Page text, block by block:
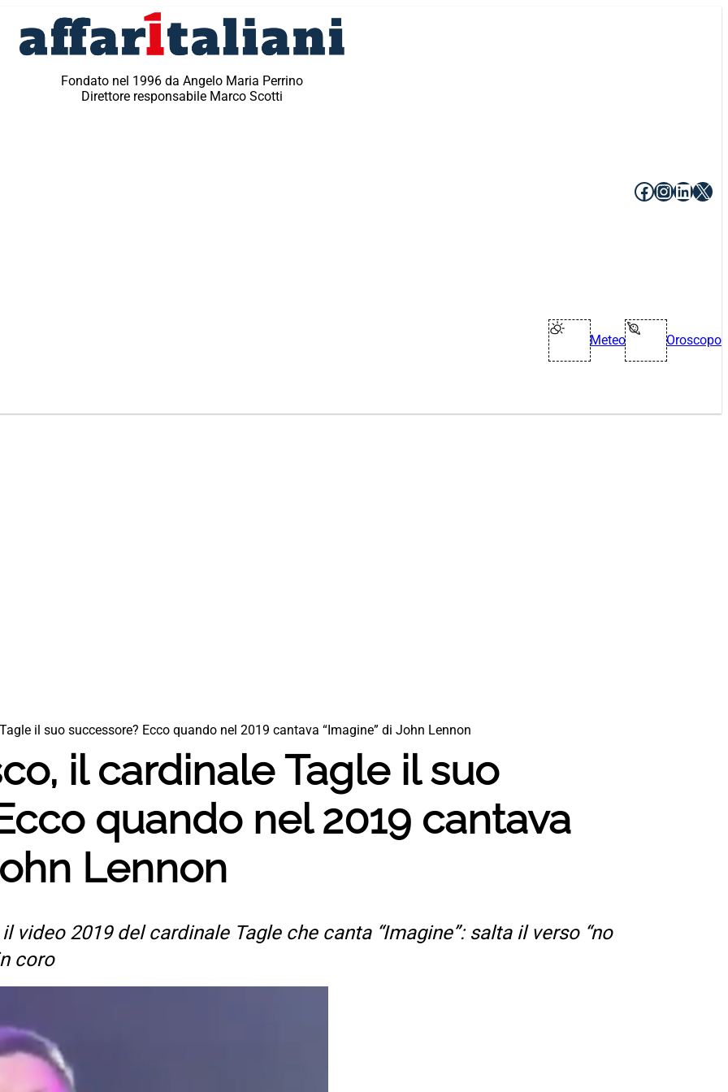
Fondato nel 1996 da Angelo Maria Perrino
Direttore responsabile Marco Scotti
Facebook
X
Meteo Oroscopo
il suo successore? Ecco quando nel 2019 cantava “Imagine” di John Lennon
il cardinale Tagle il suo
quando nel 2019 cantava
Lennon
video 2019 del cardinale Tagle che canta “Imagine”: salta il verso “no
coro